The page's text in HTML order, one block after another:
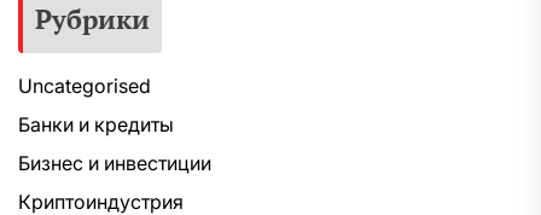
Рубрики
Uncategorised
Банки и кредиты
Бизнес и инвестиции
Криптоиндустрия